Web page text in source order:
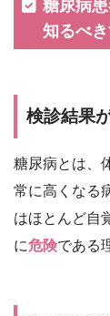
糖尿病
知るべ
検診結果
糖尿病とは、
常に高くなる
はほとんど自
に危険である